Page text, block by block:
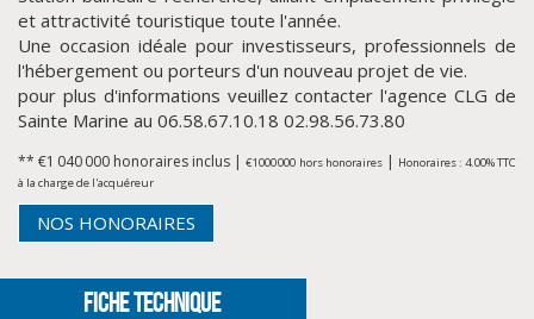
CLIQUER ICI POUR AGRANDIR
et attractivité touristique toute l'année.
Une occasion idéale pour investisseurs, professionnels de
l'hébergement ou porteurs d'un nouveau projet de vie.
pour plus d'informations veuillez contacter l'agence CLG de
Sainte Marine au 06.58.67.10.18 02.98.56.73.80
** €1 040 000 honoraires inclus |€1 000 000 hors honoraires| Honoraires : 4.00% TTC
à la charge de l'acquéreur
NOS HONORAIRES
FICHE TECHNIQUE